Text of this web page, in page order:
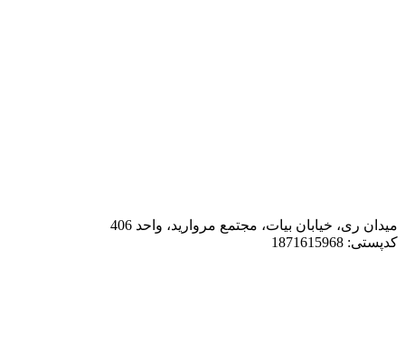
میدان ری، خیابان بیات، مجتمع مروارید، واحد 406
کدپستی: 1871615968